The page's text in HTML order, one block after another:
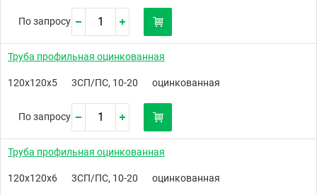
По запросу
Труба профильная оцинкованная
120х120х5 3СП/ПС, 10-20 оцинкованная
По запросу
Труба профильная оцинкованная
120х120х6 3СП/ПС, 10-20 оцинкованная